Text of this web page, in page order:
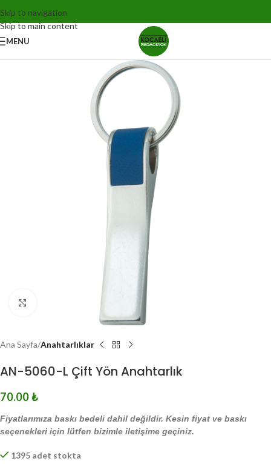
Skip to navigation
Skip to main content
MENU
Ana Sayfa Anahtarlıklar
AN-5060-L Çift Yön Anahtarlık
70.00₺
Fiyatlarımıza baskı bedeli dahil değildir. Kesin fiyat ve baskı
seçenekleri için lütfen bizimle iletişime geçiniz.
1395 adet stokta